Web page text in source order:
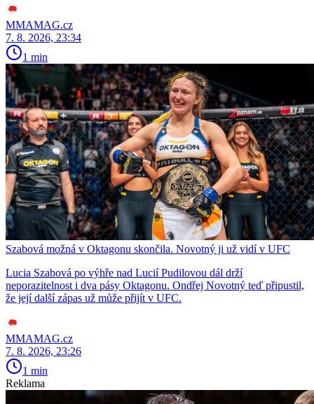
MMAMAG.cz
7. 8. 2026, 23:34
1 min
Szabová možná v Oktagonu skončila. Novotný ji už vidí v UFC
Lucia Szabová po výhře nad Lucií Pudilovou dál drží
neporazitelnost i dva pásy Oktagonu. Ondřej Novotný teď připustil,
že její další zápas už může přijít v UFC.
MMAMAG.cz
7. 8. 2026, 23:26
1 min
Reklama